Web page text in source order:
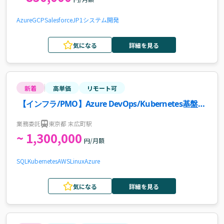
AzureGCPSalesforceJP1 システム開発
気になる 詳細を見る
新着 高単価 リモート可
【インフラ/PMO】Azure DevOps/Kubernetes基盤運
業務委託 東京都 末広町駅
~ 1,300,000 円/月額
SQL KubernetesAWSLinuxAzure
気になる 詳細を見る